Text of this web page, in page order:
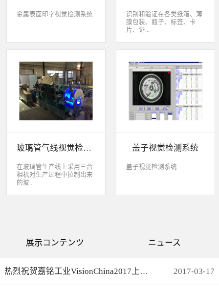
金属表面印字视觉检测系统
识别和验证在各类纸箱、薄
膜包装、瓶子、标签、卡
片、证...
打印或热移印的数字、字
母、符号，检测喷码或打印
缺失、错喷、漏喷等缺陷。
采检测速度可达每秒20件产
品以上。该系统可广泛应用
于各种产品生产日期、批
号、产品代码打印品质检测
以及字符数字读取验证等。
玻璃管气线视觉检测系统
在玻璃管生产线上采用三台
相机对生产过程中拉制出来
的玻...
产速度最快是每分钟150
米。
盖子视觉检测系统
盖子视觉检测系统
展示コンテンツ ニュース
热烈祝贺嘉铭工业VisionChina2017上海光博会完满结束 2017-03-17